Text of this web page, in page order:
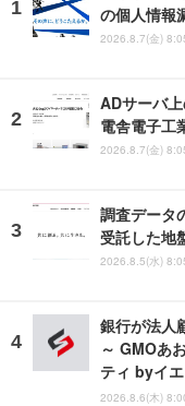
の個人情報
2026.8.7(金)
ADサーバ
電舎電子工
2026.8.7(金)
調査データ
受託した地
2026.8.5(水)
銀行が法人
～ GMOあ
ティ byイ
2026.8.6(木)